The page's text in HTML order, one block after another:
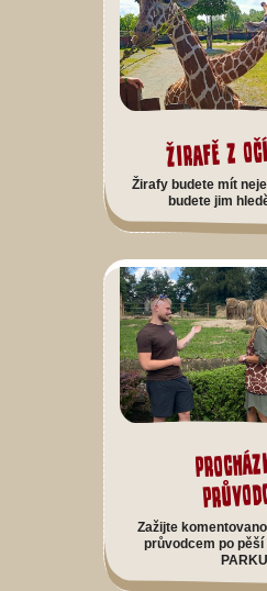
Žirafě z
Žirafy budete mít
budete jim
Zažijte
průvodcem po pěší